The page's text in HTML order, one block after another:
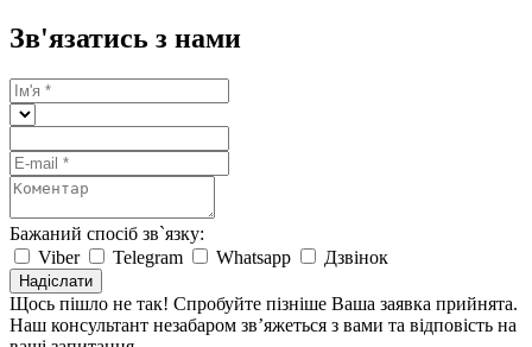
Зв'язатись з нами
Бажаний спосіб зв`язку:
Viber
Telegram Whatsapp Дзвінок
Надіслати
Щось пішло не так! Спробуйте пізніше Ваша заявка прийнята.
Наш консультант незабаром зв’яжеться з вами та відповість на